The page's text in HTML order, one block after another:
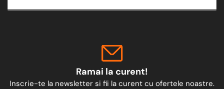
Ramai la curent!
Inscrie-te la newsletter si fii la curent cu ofertele noastre.